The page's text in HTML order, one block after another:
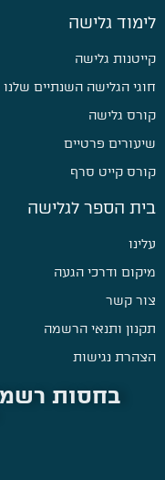
לימוד גלישה
קייטנות גלישה
חוגי הגלישה השנתיים שלנו
קורס גלישה
שיעורים פרטיים
קורס קייט סרף
בית הספר לגלישה
עלינו
מיקום ודרכי הגעה
צור קשר
תקנון ותנאי הרשמה
הצהרת נגישות
בחסות